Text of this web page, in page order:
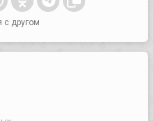
с другом